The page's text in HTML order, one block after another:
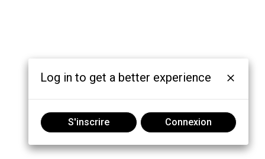
Log in to get a better experience
S'inscrire Connexion